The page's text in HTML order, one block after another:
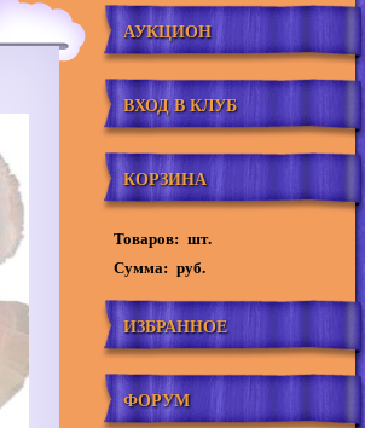
АУКЦИОН
ВХОД В КЛУБ
КОРЗИНА
Товаров: шт.
Сумма: руб.
ИЗБРАННОЕ
ФОРУМ